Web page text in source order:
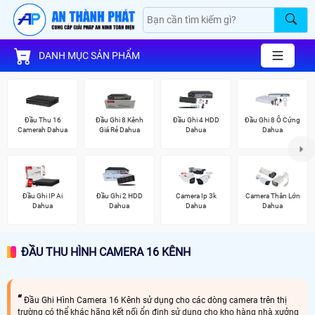
DANH MỤC SẢN PHẨM
Đầu Thu 16
Camerah Dahua
Đầu Ghi 8 Kênh
Giá Rẻ Dahua
Đầu Ghi 4 HDD
Dahua
Đầu Ghi 8 Ổ Cứng
Dahua
Đầu Ghi IP Ai
Dahua
Đầu Ghi 2 HDD
Dahua
Camera Ip 3k
Dahua
Camera Thân Lớn
Dahua
ĐẦU THU HÌNH CAMERA 16 KÊNH
Đầu Ghi Hình Camera 16 Kênh sử dụng cho các dòng camera trên thị
trường có thể khác hãng kết nối ổn định sử dụng cho kho hàng nhà xưởng